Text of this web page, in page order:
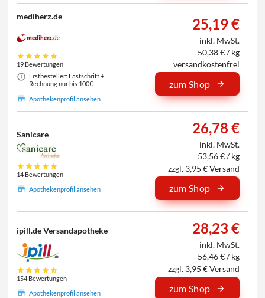
mediherz.de
19 Bewertungen
Erstbesteller: Lastschrift +
Rechnung nur bis 100€
Apothekenprofil ansehen
25,19 €
inkl. MwSt.
50,38 € / kg
versandkostenfrei
zum Shop
Sanicare
14 Bewertungen
Apothekenprofil ansehen
26,78 €
inkl. MwSt.
53,56 € / kg
zzgl. 3,95 € Versand
zum Shop
ipill.de Versandapotheke
154 Bewertungen
Apothekenprofil ansehen
28,23 €
inkl. MwSt.
56,46 € / kg
zzgl. 3,95 € Versand
zum Shop